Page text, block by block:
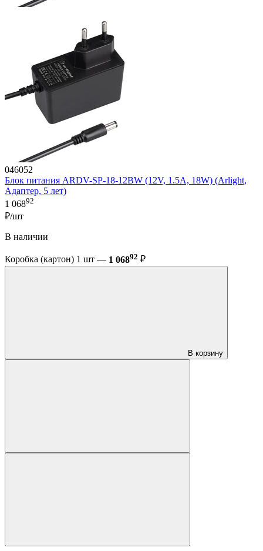
046052
Блок питания ARDV-SP-18-12BW (12V, 1.5A, 18W) (Arlight,
Адаптер, 5 лет)
1 06892
₽/шт
В наличии
Коробка (картон) 1 шт — 1 06892 ₽
В корзину